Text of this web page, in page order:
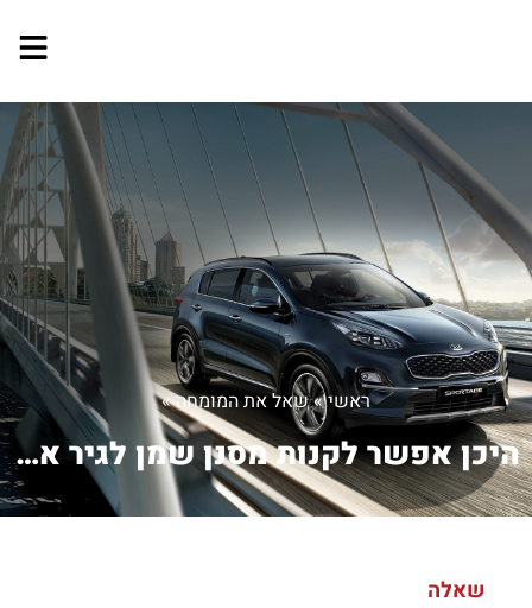
ראשי»שאל את המומחה»
היכן אפשר לקנות מסנן שמן לגיר אוטומט ...
שאלה